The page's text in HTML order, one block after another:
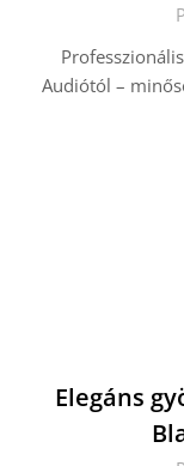
Audiótól –
Elegáns